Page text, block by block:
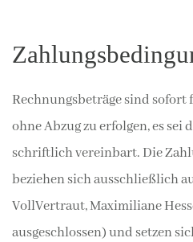
Rechnungsbeträge sind sofort
ohne Abzug zu erfolgen, es sei
schriftlich vereinbart. Die
beziehen sich ausschließlich
VollVertraut, Maximiliane
ausgeschlossen) und setzen